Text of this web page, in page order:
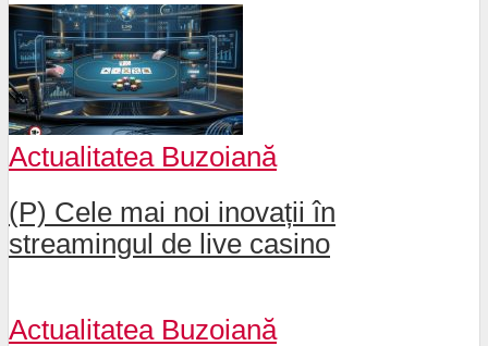
Actualitatea Buzoiană
(P) Cele mai noi inovații în
streamingul de live casino
Actualitatea Buzoiană